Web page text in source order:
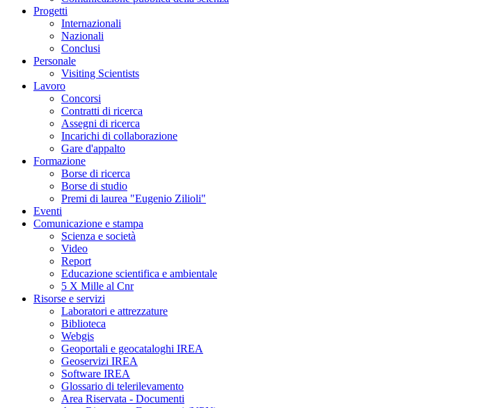
Progetti
Internazionali
Nazionali
Conclusi
Personale
Visiting Scientists
Lavoro
Concorsi
Contratti di ricerca
Assegni di ricerca
Incarichi di collaborazione
Gare d'appalto
Formazione
Borse di ricerca
Borse di studio
Premi di laurea "Eugenio Zilioli"
Eventi
Comunicazione e stampa
Scienza e società
Video
Report
Educazione scientifica e ambientale
5 X Mille al Cnr
Risorse e servizi
Laboratori e attrezzature
Biblioteca
Webgis
Geoportali e geocataloghi IREA
Geoservizi IREA
Software IREA
Glossario di telerilevamento
Area Riservata - Documenti